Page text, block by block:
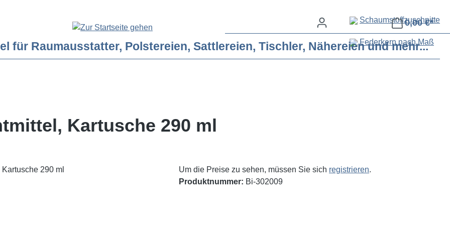
Schaumstoffzuschnitte
Federkern nach Maß
0,00 €*
für Raumausstatter, Polstereien, Sattlereien, Tischler, Nähereien und mehr...
Kartusche 290 ml
Um die Preise zu sehen, müssen Sie sich registrieren.
Produktnummer: Bi-302009